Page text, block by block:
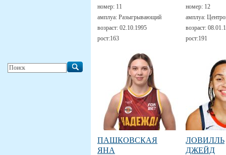
номер: 11
амплуа: Разыгрывающий
возраст: 02.10.1995
рост:163
номер: 12
амплуа:
возраст:
рост:191
ПАШКОВСКАЯ
ЯНА
ЛОВИЛЛЬ
ДЖЕЙД